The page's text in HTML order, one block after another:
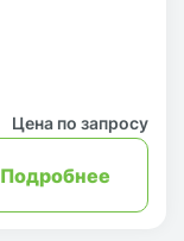
Цена по запросу
Подробнее